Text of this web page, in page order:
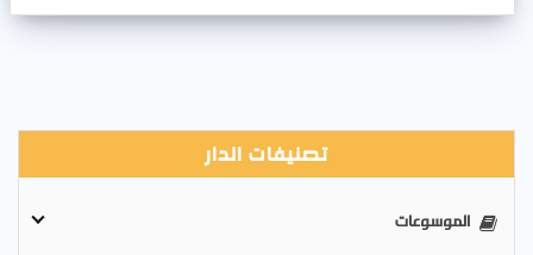
تصنيفات الدار
الموسوعات